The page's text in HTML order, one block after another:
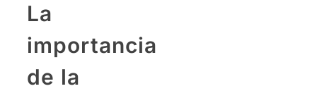
La
importancia
de la